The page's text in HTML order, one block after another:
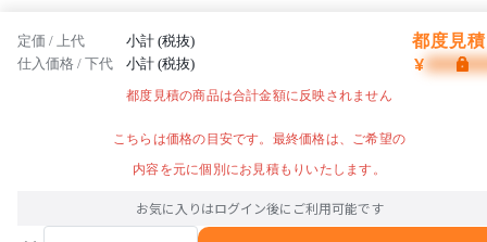
定価 / 上代 小計 (税抜) 都度見
仕入価格 / 下代 小計 (税抜) ¥
都度見積の商品は合計金額に反映されません
こちらは価格の目安です。最終価格は、ご希望の
内容を元に個別にお見積もりいたします。
お気に入りはログイン後にご利用可能です